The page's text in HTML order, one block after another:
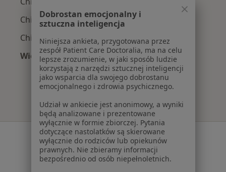
Chirurdzy z POLMED w Bydgoszczy
Chirurdzy z SKOK Asekuracja w Bydgoszczy
Więcej (2)
Więcej w kategorii: Najpopularniejsze
Serwis
Regulamin
Polityka prywatności pacjentów
Dobrostan emocjonalny i
sztuczna inteligencja
Niniejsza ankieta, przygotowana przez
zespół Patient Care Doctoralia, ma na celu
lepsze zrozumienie, w jaki sposób ludzie
korzystają z narzędzi sztucznej inteligencji
jako wsparcia dla swojego dobrostanu
emocjonalnego i zdrowia psychicznego.
Udział w ankiecie jest anonimowy, a wyniki
będą analizowane i prezentowane
wyłącznie w formie zbiorczej. Pytania
dotyczące nastolatków są skierowane
wyłącznie do rodziców lub opiekunów
prawnych. Nie zbieramy informacji
bezpośrednio od osób niepełnoletnich.